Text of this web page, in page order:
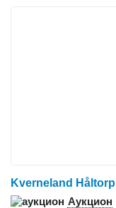
Kverneland Håltorp
Аукцион